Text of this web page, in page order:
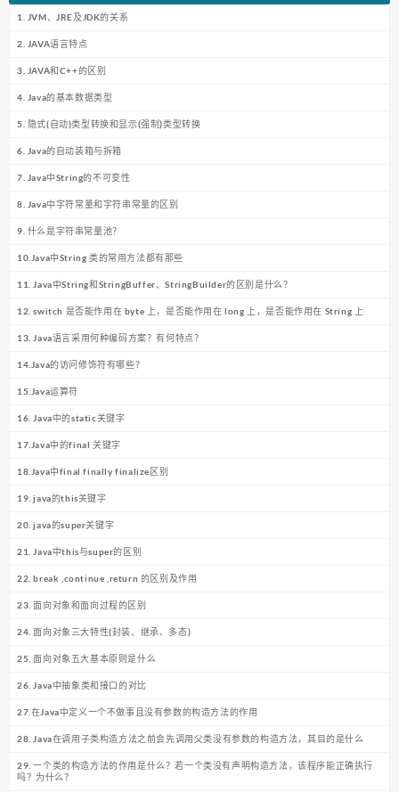
1. JVM、JRE及JDK的关系
2. JAVA语言特点
3. JAVA和C++的区别
4. Java的基本数据类型
5. 隐式(自动)类型转换和显示(强制)类型转换
6. Java的自动装箱与拆箱
7. Java中String的不可变性
8. Java中字符常量和字符串常量的区别
9. 什么是字符串常量池？
10.Java中String 类的常用方法都有那些
11. Java中String和StringBuffer、StringBuilder的区别是什么？
12. switch 是否能作用在 byte 上，是否能作用在 long 上，是否能作用在 String 上
13. Java语言采用何种编码方案？有何特点？
14.Java的访问修饰符有哪些？
15.Java运算符
16. Java中的static关键字
17.Java中的final 关键字
18.Java中final finally finalize区别
19. java的this关键字
20. java的super关键字
21. Java中this与super的区别
22. break ,continue ,return 的区别及作用
23. 面向对象和面向过程的区别
24. 面向对象三大特性(封装、继承、多态)
25. 面向对象五大基本原则是什么
26. Java中抽象类和接口的对比
27.在Java中定义一个不做事且没有参数的构造方法的作用
28. Java在调用子类构造方法之前会先调用父类没有参数的构造方法，其目的是什么
29. 一个类的构造方法的作用是什么？若一个类没有声明构造方法，该程序能正确执行
吗？为什么？